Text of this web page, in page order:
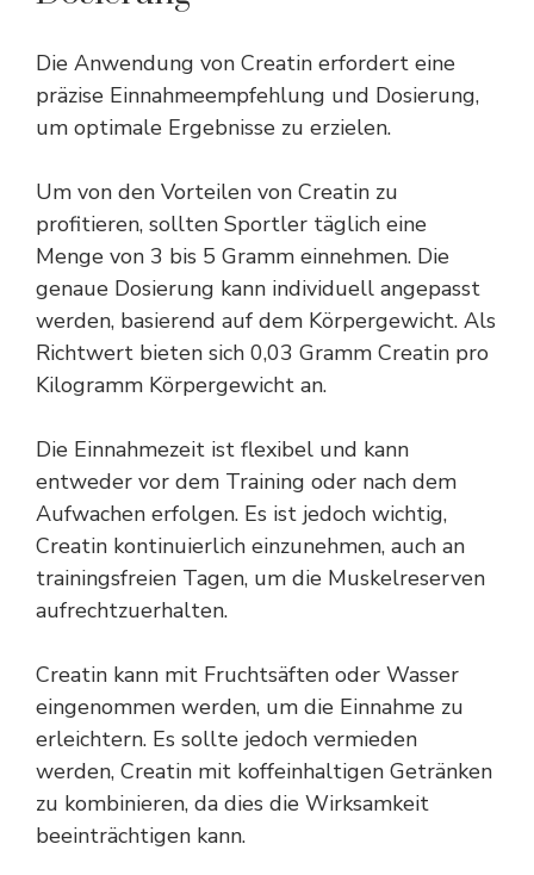
Die Anwendung von Creatin erfordert eine
präzise Einnahmeempfehlung und Dosierung,
um optimale Ergebnisse zu erzielen.
Um von den Vorteilen von Creatin zu
profitieren, sollten Sportler täglich eine
Menge von 3 bis 5 Gramm einnehmen. Die
genaue Dosierung kann individuell angepasst
werden, basierend auf dem Körpergewicht. Als
Richtwert bieten sich 0,03 Gramm Creatin pro
Kilogramm Körpergewicht an.
Die Einnahmezeit ist flexibel und kann
entweder vor dem Training oder nach dem
Aufwachen erfolgen. Es ist jedoch wichtig,
Creatin kontinuierlich einzunehmen, auch an
trainingsfreien Tagen, um die Muskelreserven
aufrechtzuerhalten.
Creatin kann mit Fruchtsäften oder Wasser
eingenommen werden, um die Einnahme zu
erleichtern. Es sollte jedoch vermieden
werden, Creatin mit koffeinhaltigen Getränken
zu kombinieren, da dies die Wirksamkeit
beeinträchtigen kann.